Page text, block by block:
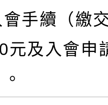
手續（繳
元及入會申